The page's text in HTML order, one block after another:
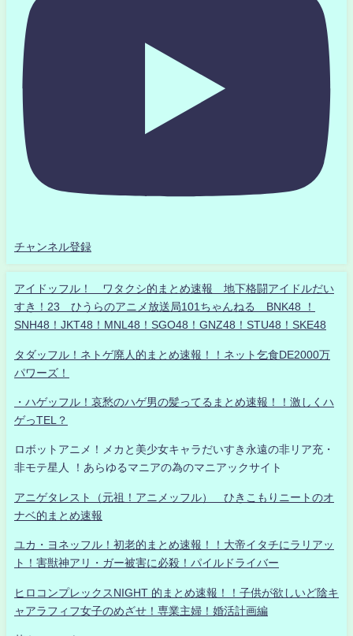
チャンネル登録
アイドッフル！ ワタクシ的まとめ速報 地下格闘アイドルだい
すき！23 ひうらのアニメ放送局101ちゃんねる BNK48 ！
SNH48！JKT48！MNL48！SGO48！GNZ48！STU48！SKE48
タダッフル！ネトゲ廃人的まとめ速報！！ネット乞食DE2000万
パワーズ！
・ハゲッフル！哀愁のハゲ男の髪ってるまとめ速報！！激しくハ
ゲっTEL？
ロボットアニメ！メカと美少女キャラだいすき永遠の非リア充・
非モテ星人 ！あらゆるマニアの為のマニアックサイト
アニゲタレスト（元祖！アニメッフル） ひきこもりニートのオ
ナベ的まとめ速報
ユカ・ヨネッフル！初老的まとめ速報！！大帝イタチにラリアッ
ト！害獣神アリ・ガー被害に必殺！パイルドライバー
ヒロコンプレックスNIGHT 的まとめ速報！！子供が欲しいど陰キ
ャアラフィフ女子のめざせ！専業主婦！婚活計画編